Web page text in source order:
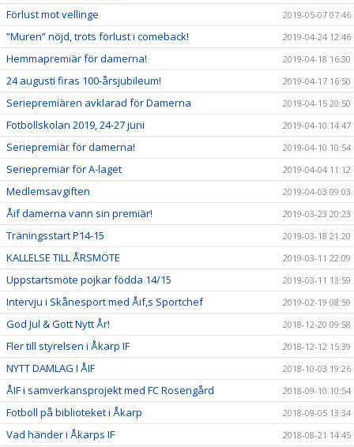
Förlust mot vellinge 2019-05-07 07:46
”Muren” nöjd, trots förlust i comeback! 2019-04-24 12:46
Hemmapremiär för damerna! 2019-04-18 16:30
24 augusti firas 100-årsjubileum! 2019-04-17 16:50
Seriepremiären avklarad för Damerna 2019-04-15 20:50
Fotbollskolan 2019, 24-27 juni 2019-04-10 14:47
Seriepremiär för damerna! 2019-04-10 10:54
Seriepremiär för A-laget 2019-04-04 11:12
Medlemsavgiften 2019-04-03 09:03
Åif damerna vann sin premiär! 2019-03-23 20:23
Träningsstart P14-15 2019-03-18 21:20
KALLELSE TILL ÅRSMÖTE 2019-03-11 22:09
Uppstartsmöte pojkar födda 14/15 2019-03-11 13:59
Intervju i Skånesport med Åif,s Sportchef 2019-02-19 08:59
God Jul & Gott Nytt År! 2018-12-20 09:58
Fler till styrelsen i Åkarp IF 2018-12-12 15:39
NYTT DAMLAG I ÅIF 2018-10-03 19:26
ÅIF i samverkansprojekt med FC Rosengård 2018-09-10 10:54
Fotboll på biblioteket i Åkarp 2018-09-05 13:34
Vad händer i Åkarps IF 2018-08-21 14:45